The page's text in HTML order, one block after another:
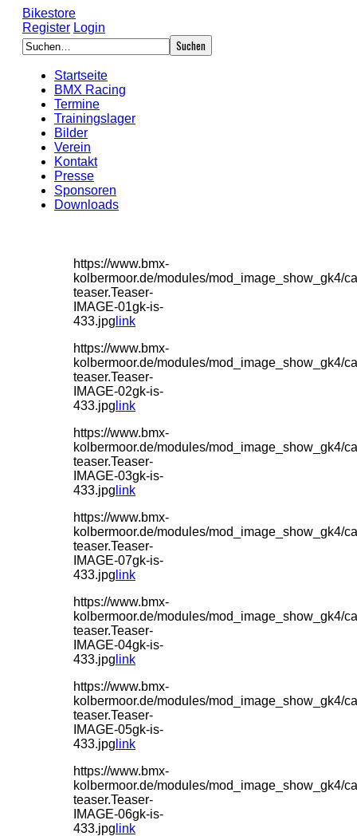
Bikestore
Register Login
Startseite
BMX Racing
Termine
Trainingslager
Bilder
Verein
Kontakt
Presse
Sponsoren
Downloads
https://www.bmx-
kolbermoor.de/modules/mod_image_show_gk4/
teaser.Teaser-
IMAGE-01gk-is-
433.jpg link
https://www.bmx-
kolbermoor.de/modules/mod_image_show_gk4/
teaser.Teaser-
IMAGE-02gk-is-
433.jpg link
https://www.bmx-
kolbermoor.de/modules/mod_image_show_gk4/
teaser.Teaser-
IMAGE-03gk-is-
433.jpg link
https://www.bmx-
kolbermoor.de/modules/mod_image_show_gk4/
teaser.Teaser-
IMAGE-07gk-is-
433.jpg link
https://www.bmx-
kolbermoor.de/modules/mod_image_show_gk4/
teaser.Teaser-
IMAGE-04gk-is-
433.jpg link
https://www.bmx-
kolbermoor.de/modules/mod_image_show_gk4/
teaser.Teaser-
IMAGE-05gk-is-
433.jpg link
https://www.bmx-
kolbermoor.de/modules/mod_image_show_gk4/
teaser.Teaser-
IMAGE-06gk-is-
433.jpg link